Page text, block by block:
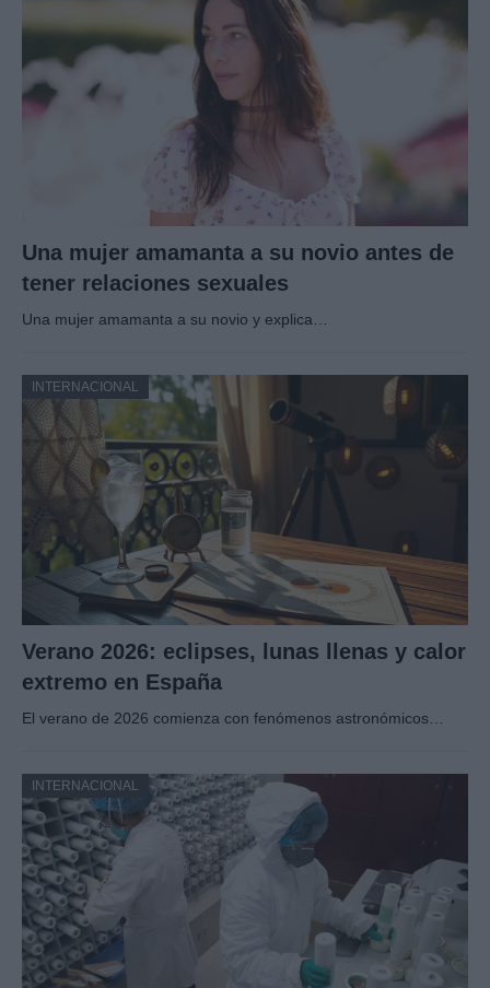
Una mujer amamanta a su novio antes de
tener relaciones sexuales
Una mujer amamanta a su novio y explica…
INTERNACIONAL
Verano 2026: eclipses, lunas llenas y calor
extremo en España
El verano de 2026 comienza con fenómenos astronómicos…
INTERNACIONAL